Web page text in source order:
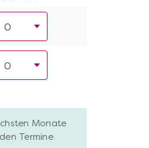
Monate
Termine